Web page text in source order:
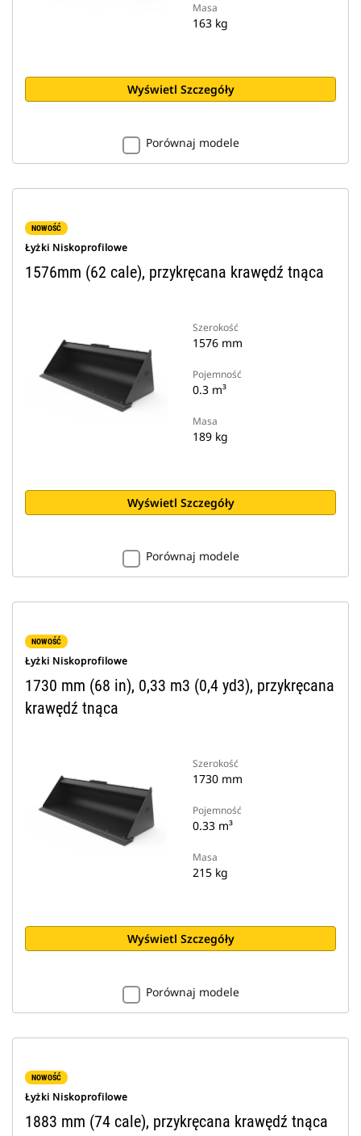
Masa
163 kg
Wyświetl Szczegóły
Porównaj modele
NOWOŚĆ
Łyżki Niskoprofilowe
1576mm (62 cale), przykręcana krawędź tnąca
Szerokość
1576 mm
Pojemność
0.3 m³
Masa
189 kg
Wyświetl Szczegóły
Porównaj modele
NOWOŚĆ
Łyżki Niskoprofilowe
1730 mm (68 in), 0,33 m3 (0,4 yd3), przykręcana
krawędź tnąca
Szerokość
1730 mm
Pojemność
0.33 m³
Masa
215 kg
Wyświetl Szczegóły
Porównaj modele
NOWOŚĆ
Łyżki Niskoprofilowe
1883 mm (74 cale), przykręcana krawędź tnąca